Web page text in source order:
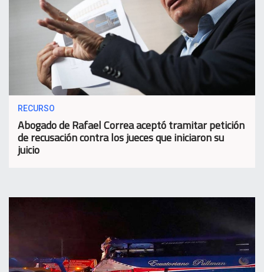
RECURSO
Abogado de Rafael Correa aceptó tramitar petición
de recusación contra los jueces que iniciaron su
juicio